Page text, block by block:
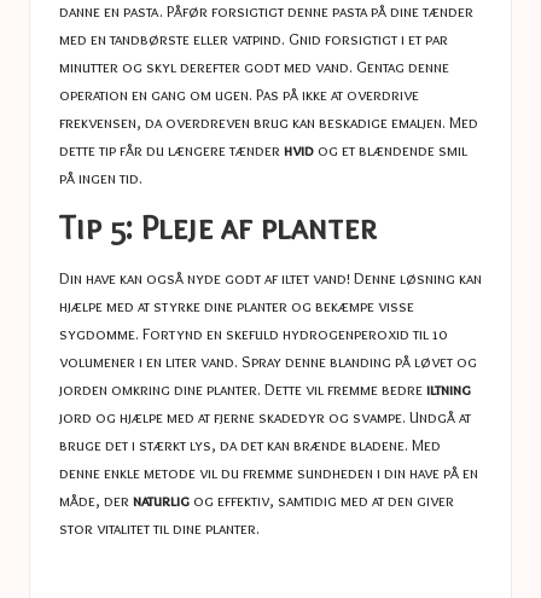
danne en pasta. Påfør forsigtigt denne pasta på dine tænder
med en tandbørste eller vatpind. Gnid forsigtigt i et par
minutter og skyl derefter godt med vand. Gentag denne
operation en gang om ugen. Pas på ikke at overdrive
frekvensen, da overdreven brug kan beskadige emaljen. Med
dette tip får du længere tænder hvid og et blændende smil
på ingen tid.
Tip 5: Pleje af planter
Din have kan også nyde godt af iltet vand! Denne løsning kan
hjælpe med at styrke dine planter og bekæmpe visse
sygdomme. Fortynd en skefuld hydrogenperoxid til 10
volumener i en liter vand. Spray denne blanding på løvet og
jorden omkring dine planter. Dette vil fremme bedreiltning
jord og hjælpe med at fjerne skadedyr og svampe. Undgå at
bruge det i stærkt lys, da det kan brænde bladene. Med
denne enkle metode vil du fremme sundheden i din have på en
måde, dernaturlig og effektiv, samtidig med at den giver
stor vitalitet til dine planter.